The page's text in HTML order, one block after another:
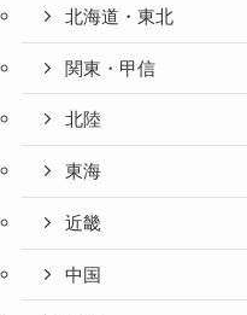
北海道・東北
関東・甲信
北陸
東海
近畿
中国